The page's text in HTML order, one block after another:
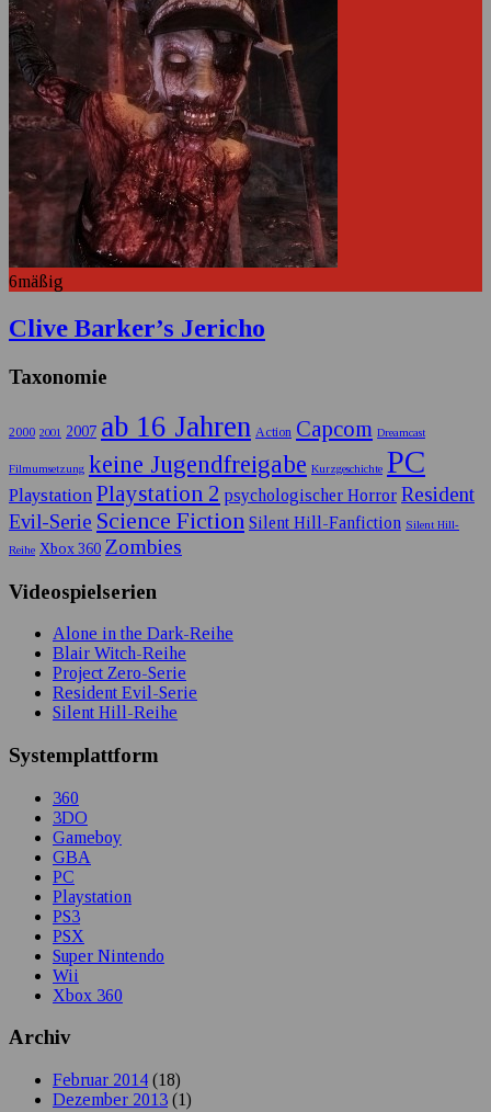
6mäßig
Clive Barker’s Jericho
Taxonomie
2000 2001 2007 ab 16 Jahren Action Capcom Dreamcast
Filmumsetzung keine Jugendfreigabe Kurzgeschichte PC
Playstation Playstation 2 psychologischer Horror Resident
Evil-Serie Science Fiction Silent Hill-Fanfiction Silent Hill-
Reihe Xbox 360 Zombies
Videospielserien
Alone in the Dark-Reihe
Blair Witch-Reihe
Project Zero-Serie
Resident Evil-Serie
Silent Hill-Reihe
Systemplattform
360
3DO
Gameboy
GBA
PC
Playstation
PS3
PSX
Super Nintendo
Wii
Xbox 360
Archiv
Februar 2014 (18)
Dezember 2013 (1)